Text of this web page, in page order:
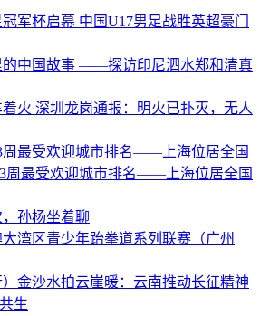
军杯启幕 中国U17男足战胜英超豪门
的中国故事 ——探访印尼泗水郑和清真
火 深圳龙岗通报：明火已扑灭，无人
周最受欢迎城市排名——上海位居全国
3周最受欢迎城市排名——上海位居全国
孙杨坐着聊
大湾区青少年跆拳道系列联赛（广州
）金沙水拍云崖暖：云南推动长征精神
生